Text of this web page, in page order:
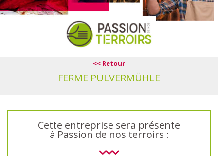
<< Retour
FERME PULVERMÜHLE
Cette entreprise sera présente
à Passion de nos terroirs :